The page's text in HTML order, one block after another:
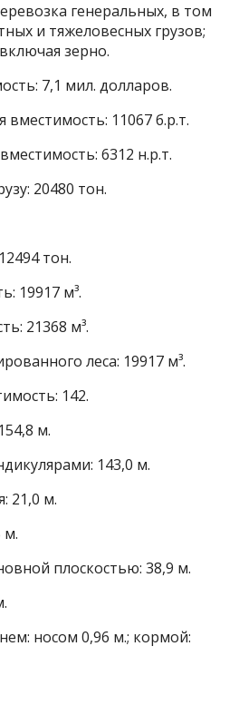
генеральных, в том
и тяжеловесных грузов;
зерно.
7,1 мил. долларов.
вместимость: 11067 б.р.т.
6312 н.р.т.
20480 тон.
тон.
19917 м³.
21368 м³.
леса: 19917 м³.
142.
м.
143,0 м.
21,0 м.
м.
плоскостью: 38,9 м.
носом 0,96 м.; кормой: